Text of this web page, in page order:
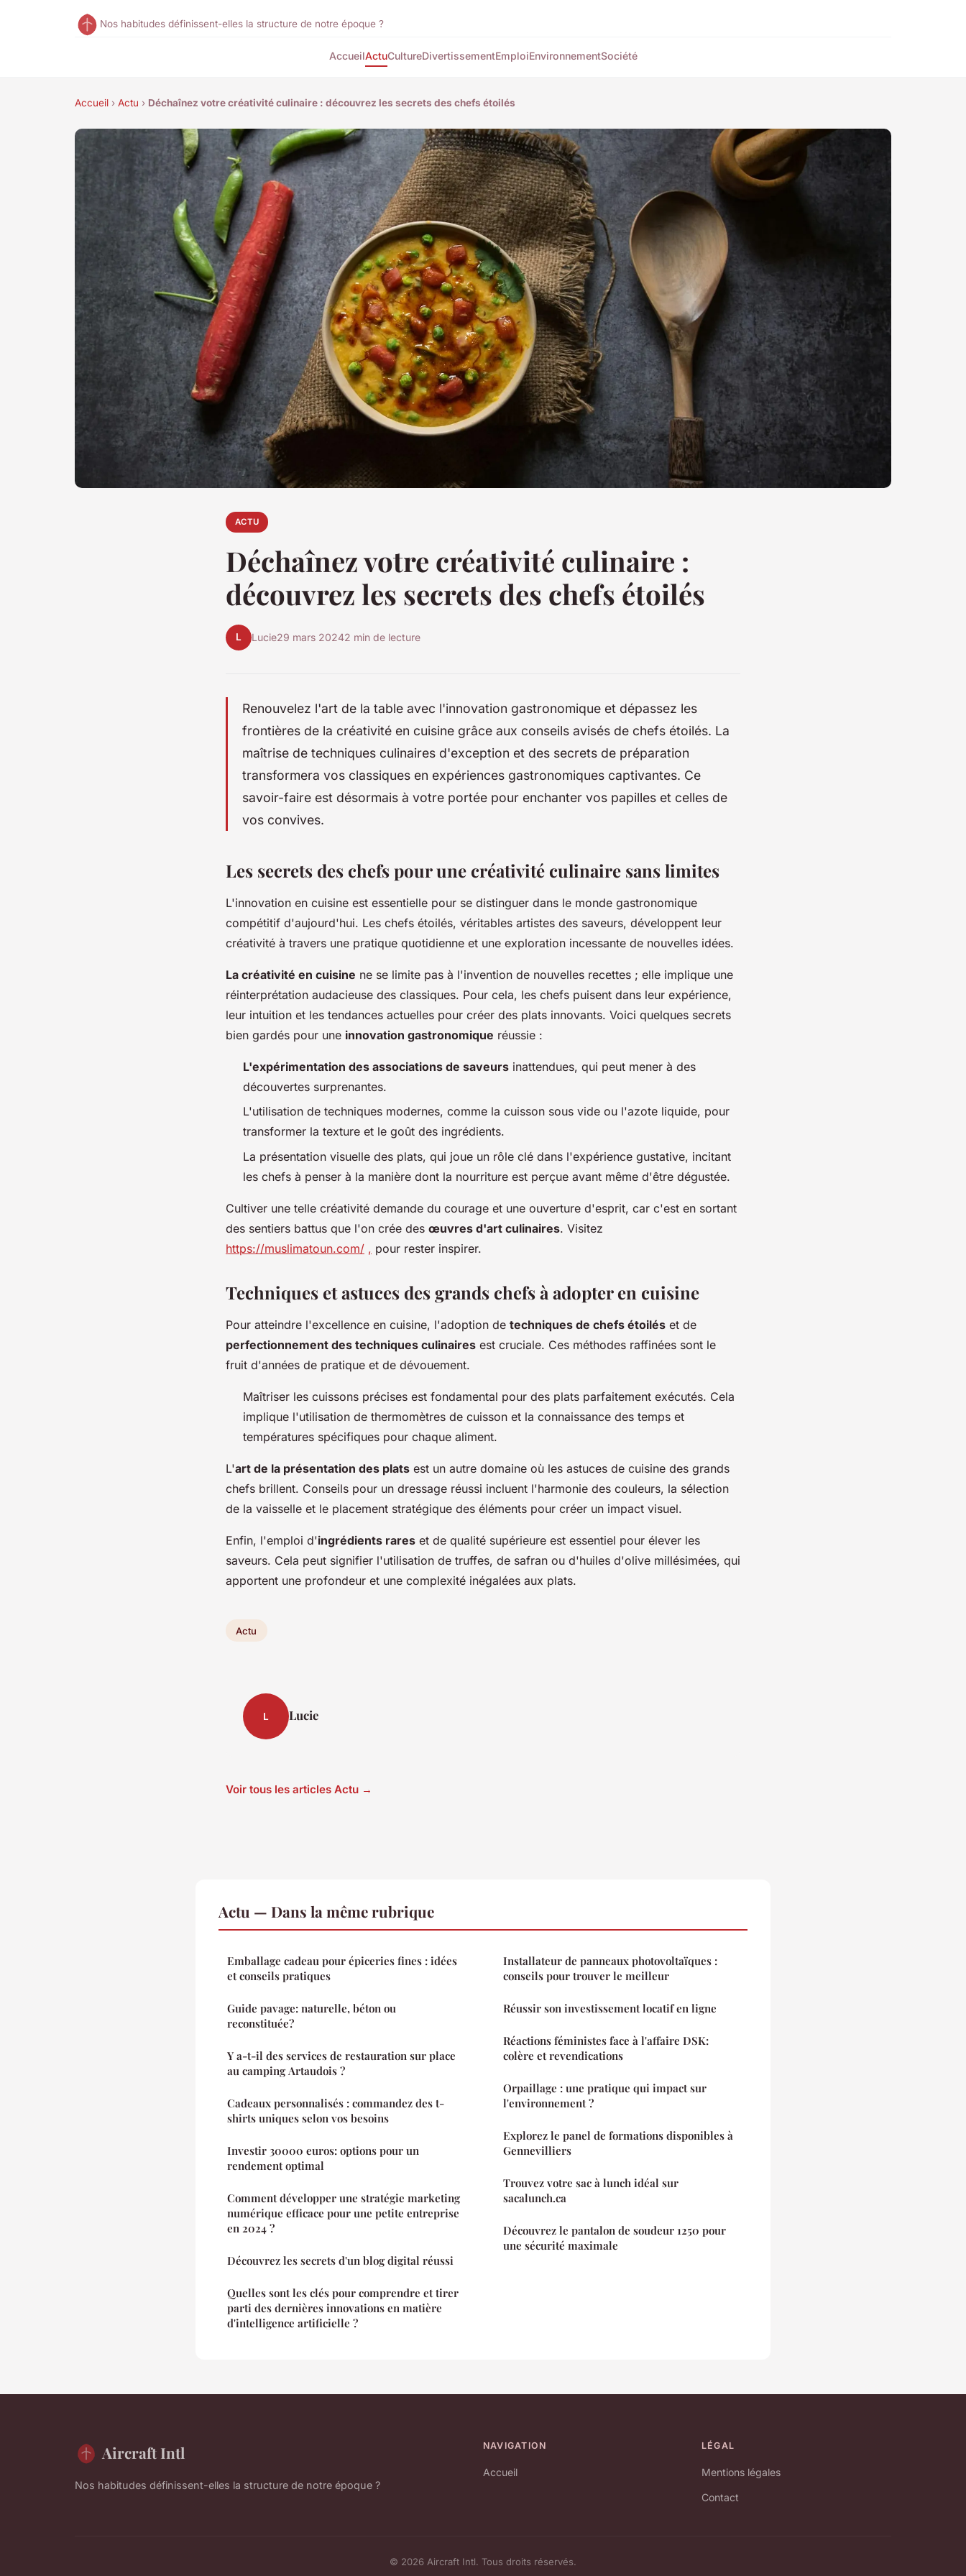
Nos habitudes définissent-elles la structure de notre époque ?
AccueilActuCultureDivertissementEmploiEnvironnementSociété
Accueil › Actu › Déchaînez votre créativité culinaire : découvrez les secrets des chefs étoilés
ACTU
Déchaînez votre créativité culinaire :
découvrez les secrets des chefs étoilés
L Lucie29 mars 20242 min de lecture
Renouvelez l'art de la table avec l'innovation gastronomique et dépassez les
frontières de la créativité en cuisine grâce aux conseils avisés de chefs étoilés. La
maîtrise de techniques culinaires d'exception et des secrets de préparation
transformera vos classiques en expériences gastronomiques captivantes. Ce
savoir-faire est désormais à votre portée pour enchanter vos papilles et celles de
vos convives.
Les secrets des chefs pour une créativité culinaire sans limites
L'innovation en cuisine est essentielle pour se distinguer dans le monde gastronomique
compétitif d'aujourd'hui. Les chefs étoilés, véritables artistes des saveurs, développent leur
créativité à travers une pratique quotidienne et une exploration incessante de nouvelles idées.
La créativité en cuisine ne se limite pas à l'invention de nouvelles recettes ; elle implique une
réinterprétation audacieuse des classiques. Pour cela, les chefs puisent dans leur expérience,
leur intuition et les tendances actuelles pour créer des plats innovants. Voici quelques secrets
bien gardés pour une innovation gastronomique réussie :
L'expérimentation des associations de saveurs inattendues, qui peut mener à des
découvertes surprenantes.
L'utilisation de techniques modernes, comme la cuisson sous vide ou l'azote liquide, pour
transformer la texture et le goût des ingrédients.
La présentation visuelle des plats, qui joue un rôle clé dans l'expérience gustative, incitant
les chefs à penser à la manière dont la nourriture est perçue avant même d'être dégustée.
Cultiver une telle créativité demande du courage et une ouverture d'esprit, car c'est en sortant
des sentiers battus que l'on crée des œuvres d'art culinaires. Visitez
https://muslimatoun.com/ , pour rester inspirer.
Techniques et astuces des grands chefs à adopter en cuisine
Pour atteindre l'excellence en cuisine, l'adoption de techniques de chefs étoilés et de
perfectionnement des techniques culinaires est cruciale. Ces méthodes raffinées sont le
fruit d'années de pratique et de dévouement.
Maîtriser les cuissons précises est fondamental pour des plats parfaitement exécutés. Cela
implique l'utilisation de thermomètres de cuisson et la connaissance des temps et
températures spécifiques pour chaque aliment.
L'art de la présentation des plats est un autre domaine où les astuces de cuisine des grands
chefs brillent. Conseils pour un dressage réussi incluent l'harmonie des couleurs, la sélection
de la vaisselle et le placement stratégique des éléments pour créer un impact visuel.
Enfin, l'emploi d'ingrédients rares et de qualité supérieure est essentiel pour élever les
saveurs. Cela peut signifier l'utilisation de truffes, de safran ou d'huiles d'olive millésimées, qui
apportent une profondeur et une complexité inégalées aux plats.
Actu
L Lucie
Voir tous les articles Actu →
Actu — Dans la même rubrique
Emballage cadeau pour épiceries fines : idées
et conseils pratiques
Guide pavage: naturelle, béton ou
reconstituée?
Y a-t-il des services de restauration sur place
au camping Artaudois ?
Cadeaux personnalisés : commandez des t-
shirts uniques selon vos besoins
Investir 30000 euros: options pour un
rendement optimal
Comment développer une stratégie marketing
numérique efficace pour une petite entreprise
en 2024 ?
Découvrez les secrets d'un blog digital réussi
Quelles sont les clés pour comprendre et tirer
parti des dernières innovations en matière
d'intelligence artificielle ?
Installateur de panneaux photovoltaïques :
conseils pour trouver le meilleur
Réussir son investissement locatif en ligne
Réactions féministes face à l'affaire DSK:
colère et revendications
Orpaillage : une pratique qui impact sur
l'environnement ?
Explorez le panel de formations disponibles à
Gennevilliers
Trouvez votre sac à lunch idéal sur
sacalunch.ca
Découvrez le pantalon de soudeur 1250 pour
une sécurité maximale
Aircraft Intl
Nos habitudes définissent-elles la structure de notre époque ?
NAVIGATION
Accueil
LÉGAL
Mentions légales
Contact
© 2026 Aircraft Intl. Tous droits réservés.